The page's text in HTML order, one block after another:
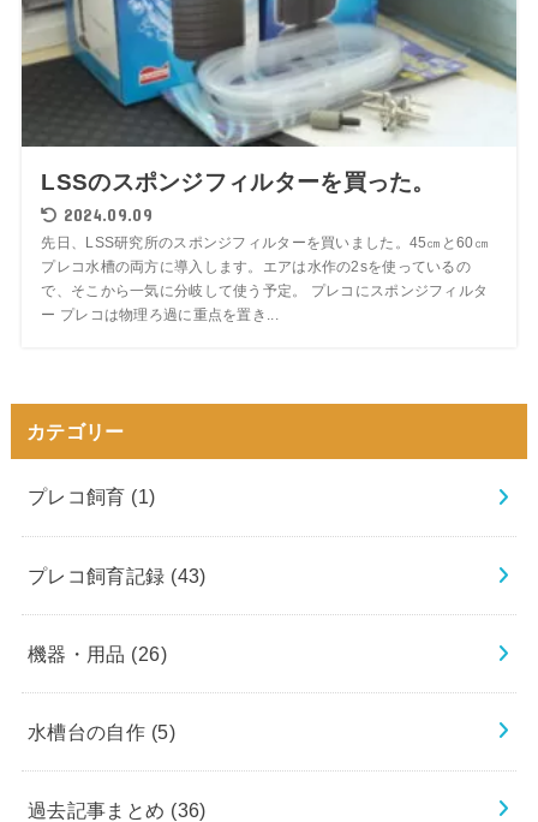
LSSのスポンジフィルターを買った。
2024.09.09
先日、LSS研究所のスポンジフィルターを買いました。45㎝と60㎝
プレコ水槽の両方に導入します。エアは水作の2sを使っているの
で、そこから一気に分岐して使う予定。 プレコにスポンジフィルタ
ー プレコは物理ろ過に重点を置き...
カテゴリー
プレコ飼育 (1)
プレコ飼育記録 (43)
機器・用品 (26)
水槽台の自作 (5)
過去記事まとめ (36)